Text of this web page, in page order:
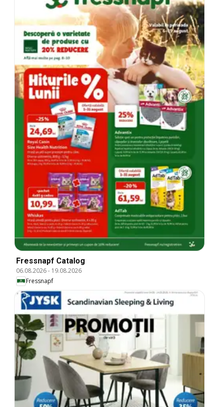
Fressnapf Catalog
06.08.2026- 19.08.2026
Fressnapf